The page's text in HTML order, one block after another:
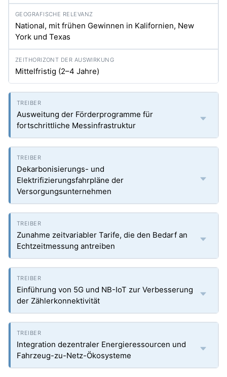
National, mit frühen Gewinnen in Kalifornien, New
York und Texas
Mittelfristig (2–4 Jahre)
Ausweitung der Förderprogramme für
fortschrittliche Messinfrastruktur
Dekarbonisierungs- und
Elektrifizierungsfahrpläne der
Versorgungsunternehmen
Zunahme zeitvariabler Tarife, die den Bedarf an
Echtzeitmessung antreiben
Einführung von 5G und NB-IoT zur Verbesserung
der Zählerkonnektivität
Integration dezentraler Energieressourcen und
Fahrzeug-zu-Netz-Ökosysteme